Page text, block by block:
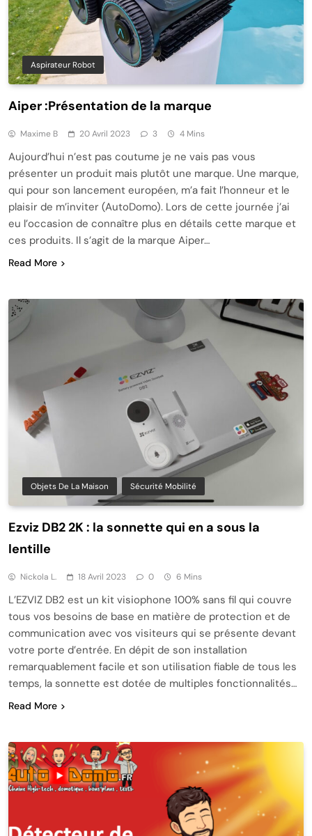
Aspirateur Robot
Aiper :Présentation de la marque
Maxime B 20 Avril 2023 3 4 Mins
Aujourd’hui n’est pas coutume je ne vais pas vous
présenter un produit mais plutôt une marque. Une marque,
qui pour son lancement européen, m’a fait l’honneur et le
plaisir de m’inviter (AutoDomo). Lors de cette journée j’ai
eu l’occasion de connaître plus en détails cette marque et
ces produits. Il s’agit de la marque Aiper…
Read More
Objets De La Maison Sécurité Mobilité
Ezviz DB2 2K : la sonnette qui en a sous la
lentille
Nickola L. 18 Avril 2023 0 6 Mins
L’EZVIZ DB2 est un kit visiophone 100% sans fil qui couvre
tous vos besoins de base en matière de protection et de
communication avec vos visiteurs qui se présente devant
votre porte d’entrée. En dépit de son installation
remarquablement facile et son utilisation fiable de tous les
temps, la sonnette est dotée de multiples fonctionnalités…
Read More